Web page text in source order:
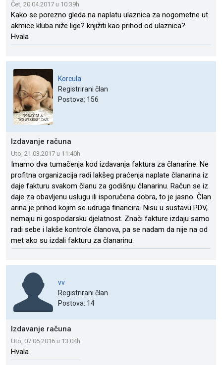
Čet, 20.04.2017 u 10:39h
Kako se porezno gleda na naplatu ulaznica za nogometne ut
akmice kluba niže lige? knjižiti kao prihod od ulaznica?
Hvala
Korcula
Registrirani član
Postova: 156
Izdavanje računa
Uto, 21.03.2017 u 11:40h
Imamo dva tumačenja kod izdavanja faktura za članarine. Ne
profitna organizacija radi lakšeg praćenja naplate članarina iz
daje fakturu svakom članu za godišnju članarinu. Račun se iz
daje za obavljenu uslugu ili isporučena dobra, to je jasno. Član
arina je prihod kojim se udruga financira. Nisu u sustavu PDV,
nemaju ni gospodarsku djelatnost. Znači fakture izdaju samo
radi sebe i lakše kontrole članova, pa se nadam da nije na od
met ako su izdali fakturu za članarinu.
vv
Registrirani član
Postova: 14
Izdavanje računa
Uto, 07.06.2016 u 13:04h
Hvala